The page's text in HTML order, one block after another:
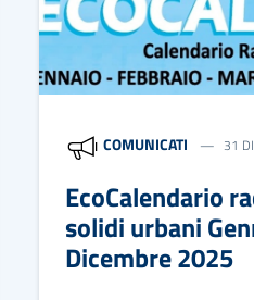
COMUNICATI 31
EcoCalendario
solidi urbani
Dicembre 2025